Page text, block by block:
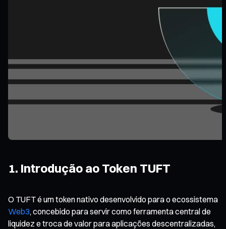
1. Introdução ao Token TUFT
O TUFT é um token nativo desenvolvido para o ecossistema
Web3, concebido para servir como ferramenta central de
liquidez e troca de valor para aplicações descentralizadas,